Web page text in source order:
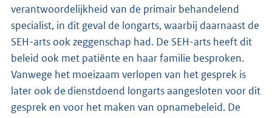
verantwoordelijkheid van de primair behandelend
specialist, in dit geval de longarts, waarbij daarnaast de
SEH-arts ook zeggenschap had. De SEH-arts heeft dit
beleid ook met patiënte en haar familie besproken.
Vanwege het moeizaam verlopen van het gesprek is
later ook de dienstdoend longarts aangesloten voor dit
gesprek en voor het maken van opnamebeleid. De